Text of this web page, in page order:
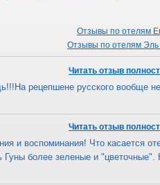
Отзывы по отелям
Отзывы по отелям Эль
Читать отзыв
рецепшене русского вообще
Читать отзыв
и воспоминания! Что касается
Гуны более зеленые и "цветочные".